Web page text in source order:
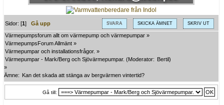
SVARA SKICKA ÄMNET SKRIV UT
Sidor: [1]Gå upp
Värmepumpsforum allt om värmepump och värmepumpar »
VärmepumpsForum Allmänt »
Värmepumpar och installationsfrågor. »
Värmepumpar - Mark/Berg och Sjövärmepumpar. (Moderator: Bertil)
»
Ämne: Kan det skada att stänga av bergvärmen vintertid?
Gå till: